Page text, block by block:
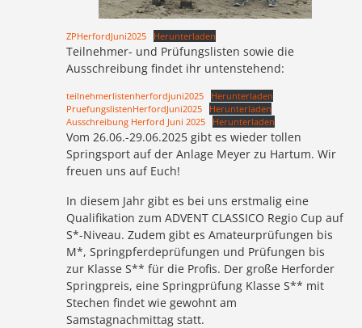
ZPHerfordJuni2025 Herunterladen
Teilnehmer- und Prüfungslisten sowie die
Ausschreibung findet ihr untenstehend:
teilnehmerlistenherfordjuni2025
Herunterladen
PruefungslistenHerfordJuni2025
Herunterladen
Ausschreibung Herford Juni 2025
Herunterladen
Vom 26.06.-29.06.2025 gibt es wieder tollen
Springsport auf der Anlage Meyer zu Hartum. Wir
freuen uns auf Euch!
In diesem Jahr gibt es bei uns erstmalig eine
Qualifikation zum ADVENT CLASSICO Regio Cup auf
S*-Niveau. Zudem gibt es Amateurprüfungen bis
M*, Springpferdeprüfungen und Prüfungen bis
zur Klasse S** für die Profis. Der große Herforder
Springpreis, eine Springprüfung Klasse S** mit
Stechen findet wie gewohnt am
Samstagnachmittag statt.